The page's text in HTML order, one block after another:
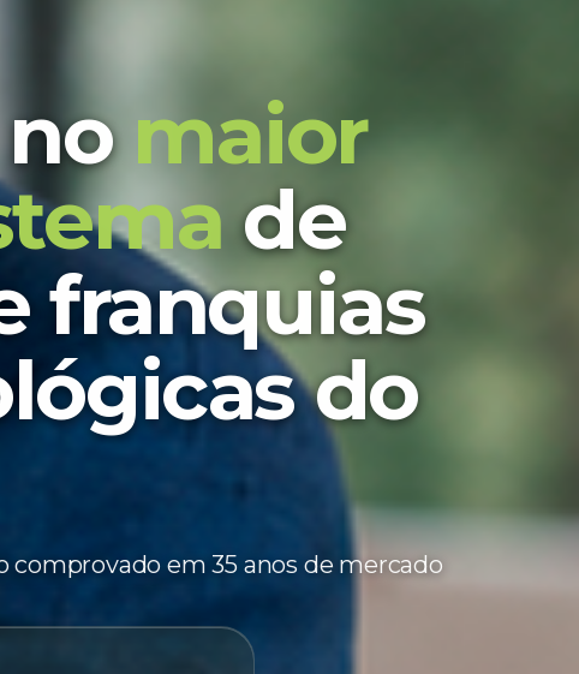
maior
de
franquias
do
comprovado em 35 anos de mercado